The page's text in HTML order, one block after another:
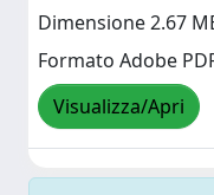
Dimensione 2.67
Formato Adobe
Visualizza/Apri